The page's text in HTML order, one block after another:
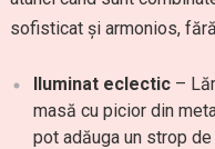
sofisticat și armonios,
Iluminat eclectic–
masă cu picior din
pot adăuga un strop